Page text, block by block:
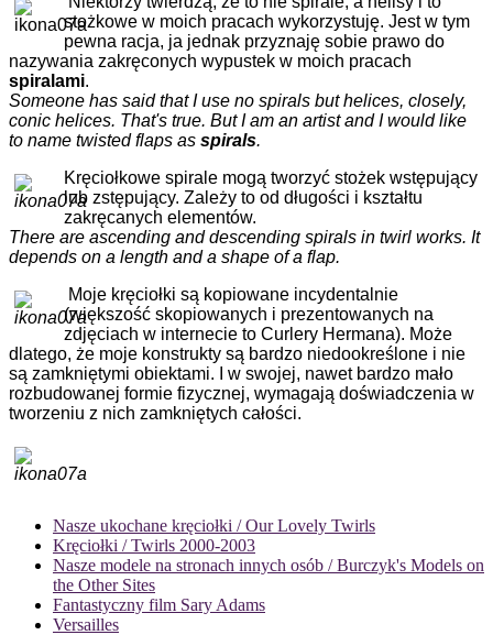
stożkowe w moich pracach wykorzystuję. Jest w tym
pewna racja, ja jednak przyznaję sobie prawo do
nazywania zakręconych wypustek w moich pracach
spiralami.
Someone has said that I use no spirals but helices, closely,
conic helices. That's true. But I am an artist and I would like
to name twisted flaps as spirals.
Kręciołkowe spirale mogą tworzyć stożek wstępujący
lub zstępujący. Zależy to od długości i kształtu
zakręcanych elementów.
There are ascending and descending spirals in twirl works. It
depends on a length and a shape of a flap.
Moje kręciołki są kopiowane incydentalnie
(większość skopiowanych i prezentowanych na
zdjęciach w internecie to Curlery Hermana). Może
dlatego, że moje konstrukty są bardzo niedookreślone i nie
są zamkniętymi obiektami. I w swojej, nawet bardzo mało
rozbudowanej formie fizycznej, wymagają doświadczenia w
tworzeniu z nich zamkniętych całości.
Nasze ukochane kręciołki / Our Lovely Twirls
Kręciołki / Twirls 2000-2003
Nasze modele na stronach innych osób / Burczyk's Models on
the Other Sites
Fantastyczny film Sary Adams
Versailles